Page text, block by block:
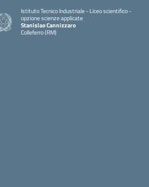
Istituto Tecnico Industriale - Liceo scientifico -
opzione scienze applicate
Stanislao Cannizzaro
Colleferro (RM)